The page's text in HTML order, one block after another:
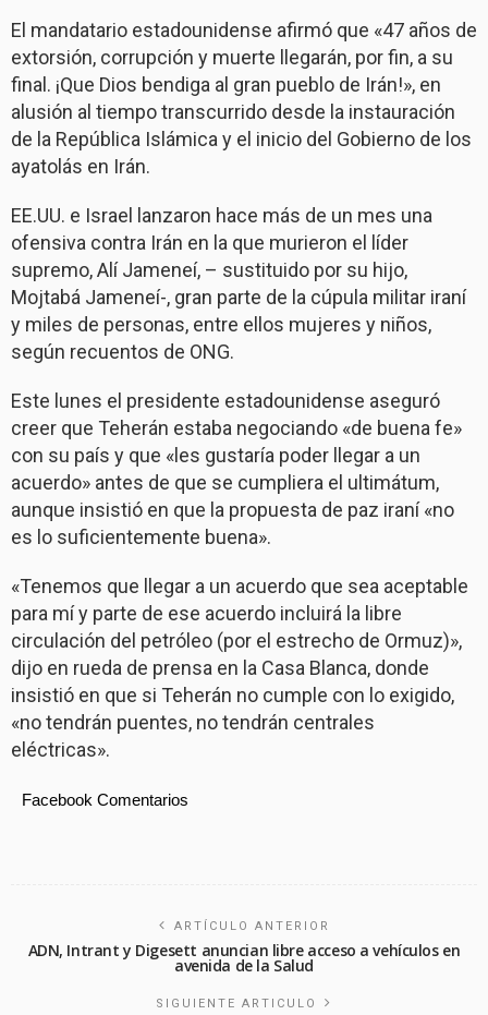
El mandatario estadounidense afirmó que «47 años de
extorsión, corrupción y muerte llegarán, por fin, a su
final. ¡Que Dios bendiga al gran pueblo de Irán!», en
alusión al tiempo transcurrido desde la instauración
de la República Islámica y el inicio del Gobierno de los
ayatolás en Irán.
EE.UU. e Israel lanzaron hace más de un mes una
ofensiva contra Irán en la que murieron el líder
supremo, Alí Jameneí, – sustituido por su hijo,
Mojtabá Jameneí-, gran parte de la cúpula militar iraní
y miles de personas, entre ellos mujeres y niños,
según recuentos de ONG.
Este lunes el presidente estadounidense aseguró
creer que Teherán estaba negociando «de buena fe»
con su país y que «les gustaría poder llegar a un
acuerdo» antes de que se cumpliera el ultimátum,
aunque insistió en que la propuesta de paz iraní «no
es lo suficientemente buena».
«Tenemos que llegar a un acuerdo que sea aceptable
para mí y parte de ese acuerdo incluirá la libre
circulación del petróleo (por el estrecho de Ormuz)»,
dijo en rueda de prensa en la Casa Blanca, donde
insistió en que si Teherán no cumple con lo exigido,
«no tendrán puentes, no tendrán centrales
eléctricas».
Facebook Comentarios
ARTÍCULO ANTERIOR
ADN, Intrant y Digesett anuncian libre acceso a vehículos en
avenida de la Salud
SIGUIENTE ARTICULO